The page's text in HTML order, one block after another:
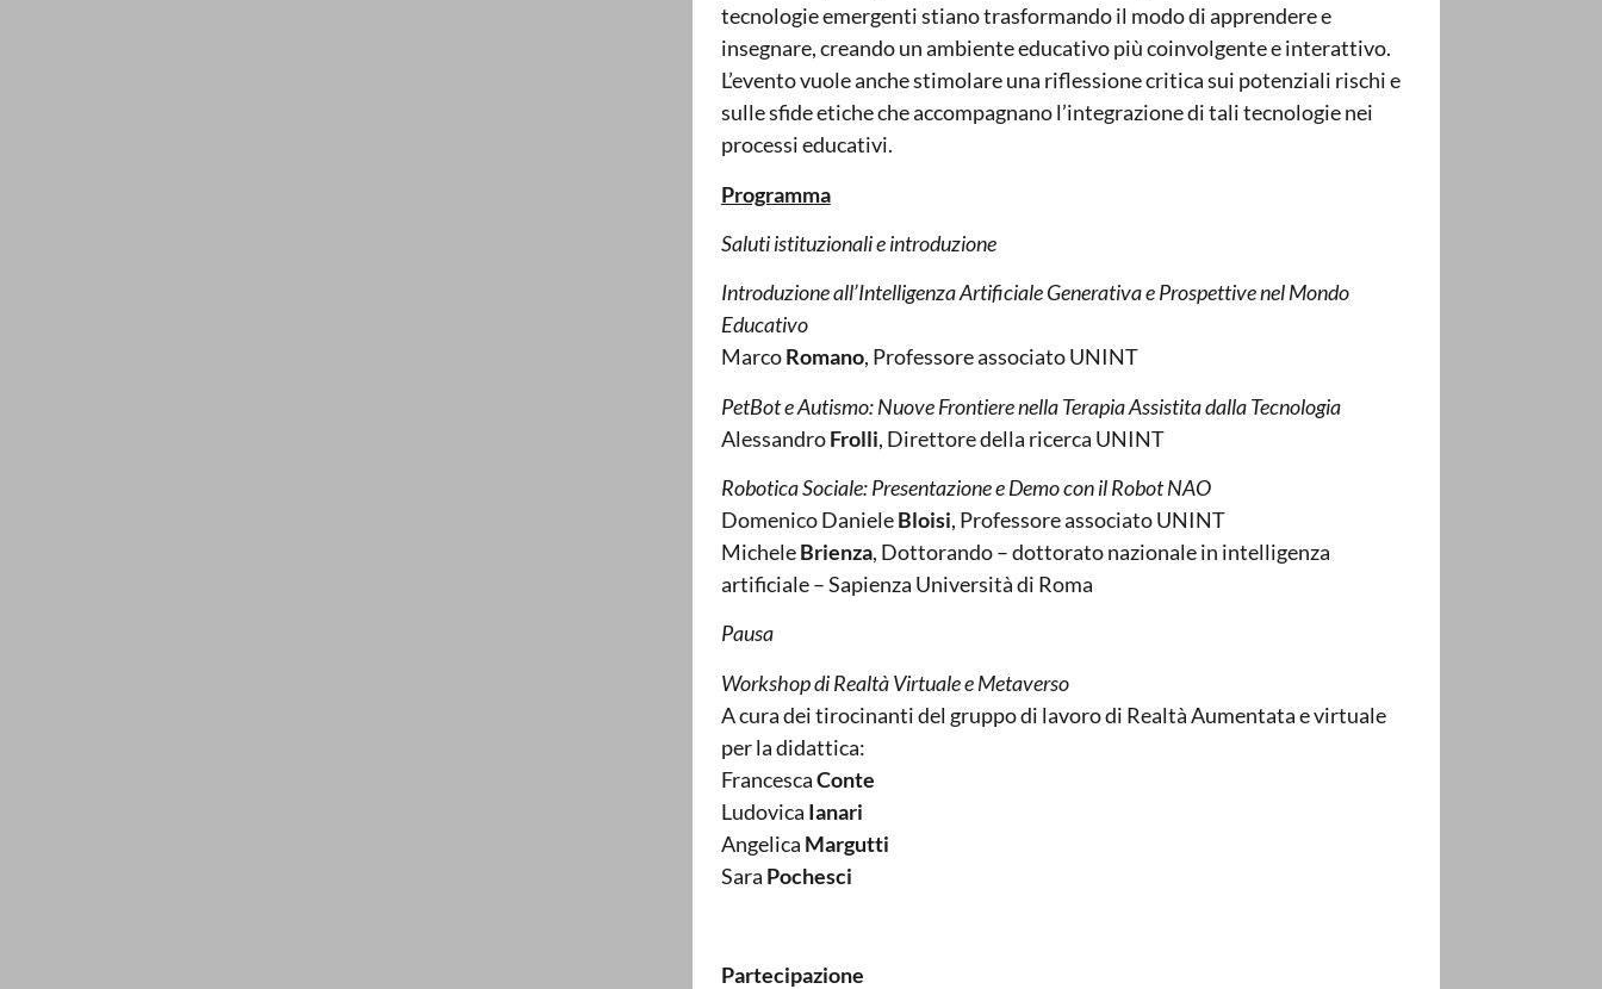
tecnologie emergenti stiano trasformando il modo di apprendere e
insegnare, creando un ambiente educativo più coinvolgente e interattivo.
L’evento vuole anche stimolare una riflessione critica sui potenziali rischi e
sulle sfide etiche che accompagnano l’integrazione di tali tecnologie nei
processi educativi.
Programma
Saluti istituzionali e introduzione
Introduzione all’Intelligenza Artificiale Generativa e Prospettive nel Mondo
Educativo
MarcoRomano, Professore associato UNINT
PetBot e Autismo: Nuove Frontiere nella Terapia Assistita dalla Tecnologia
AlessandroFrolli, Direttore della ricerca UNINT
Robotica Sociale: Presentazione e Demo con il Robot NAO
Domenico DanieleBloisi, Professore associato UNINT
MicheleBrienza, Dottorando – dottorato nazionale in intelligenza
artificiale – Sapienza Università di Roma
Pausa
Workshop di Realtà Virtuale e Metaverso
A cura dei tirocinanti del gruppo di lavoro di Realtà Aumentata e virtuale
per la didattica:
FrancescaConte
Ludovica Ianari
Angelica Margutti
Sara Pochesci
Partecipazione